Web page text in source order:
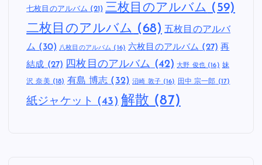
七枚目のアルバム (21) 三枚目のアルバム (59)
二枚目のアルバム (68) 五枚目のアルバ
ム (30) 八枚目のアルバム (16) 六枚目のアルバム (27) 再
結成 (27) 四枚目のアルバム (42) 大野 俊也(16) 妹
沢 奈美(18) 有島 博志 (32) 沼崎 敦子(16) 田中 宗一郎 (17)
紙ジャケット (43) 解散 (87)